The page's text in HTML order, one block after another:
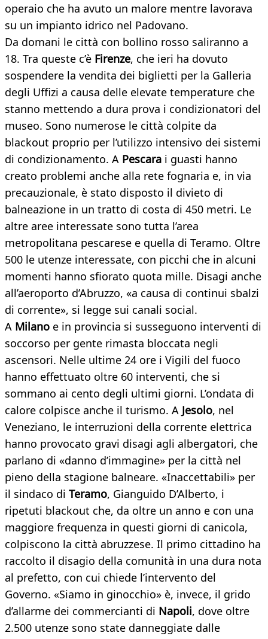
operaio che ha avuto un malore mentre lavorava
su un impianto idrico nel Padovano.
Da domani le città con bollino rosso saliranno a
18. Tra queste c’è Firenze, che ieri ha dovuto
sospendere la vendita dei biglietti per la Galleria
degli Uffizi a causa delle elevate temperature che
stanno mettendo a dura prova i condizionatori del
museo. Sono numerose le città colpite da
blackout proprio per l’utilizzo intensivo dei sistemi
di condizionamento. A Pescara i guasti hanno
creato problemi anche alla rete fognaria e, in via
precauzionale, è stato disposto il divieto di
balneazione in un tratto di costa di 450 metri. Le
altre aree interessate sono tutta l’area
metropolitana pescarese e quella di Teramo. Oltre
500 le utenze interessate, con picchi che in alcuni
momenti hanno sfiorato quota mille. Disagi anche
all’aeroporto d’Abruzzo, «a causa di continui sbalzi
di corrente», si legge sui canali social.
A Milano e in provincia si susseguono interventi di
soccorso per gente rimasta bloccata negli
ascensori. Nelle ultime 24 ore i Vigili del fuoco
hanno effettuato oltre 60 interventi, che si
sommano ai cento degli ultimi giorni. L’ondata di
calore colpisce anche il turismo. A Jesolo, nel
Veneziano, le interruzioni della corrente elettrica
hanno provocato gravi disagi agli albergatori, che
parlano di «danno d’immagine» per la città nel
pieno della stagione balneare. «Inaccettabili» per
il sindaco di Teramo, Gianguido D’Alberto, i
ripetuti blackout che, da oltre un anno e con una
maggiore frequenza in questi giorni di canicola,
colpiscono la città abruzzese. Il primo cittadino ha
raccolto il disagio della comunità in una dura nota
al prefetto, con cui chiede l’intervento del
Governo. «Siamo in ginocchio» è, invece, il grido
d’allarme dei commercianti di Napoli, dove oltre
2.500 utenze sono state danneggiate dalle